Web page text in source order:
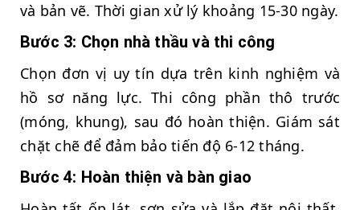
và bản vẽ. Thời gian xử lý khoảng 15-30 ngày.
Bước 3: Chọn nhà thầu và thi công
Chọn đơn vị uy tín dựa trên kinh nghiệm và
hồ sơ năng lực. Thi công phần thô trước
(móng, khung), sau đó hoàn thiện. Giám sát
chặt chẽ để đảm bảo tiến độ 6-12 tháng.
Bước 4: Hoàn thiện và bàn giao